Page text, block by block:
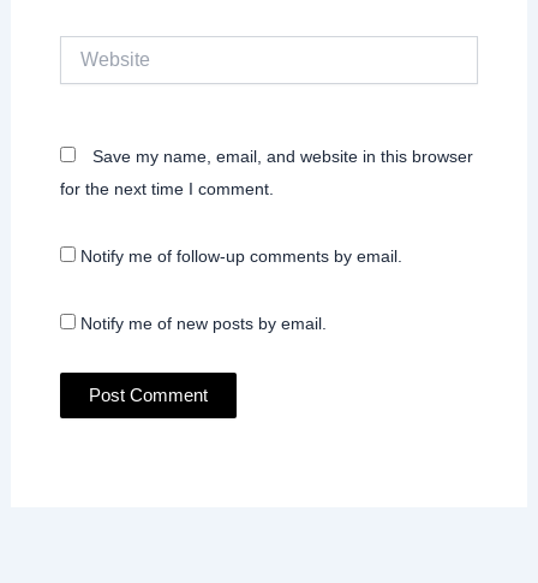
Save my name, email, and website in this browser
for the next time I comment.
Notify me of follow-up comments by email.
Notify me of new posts by email.